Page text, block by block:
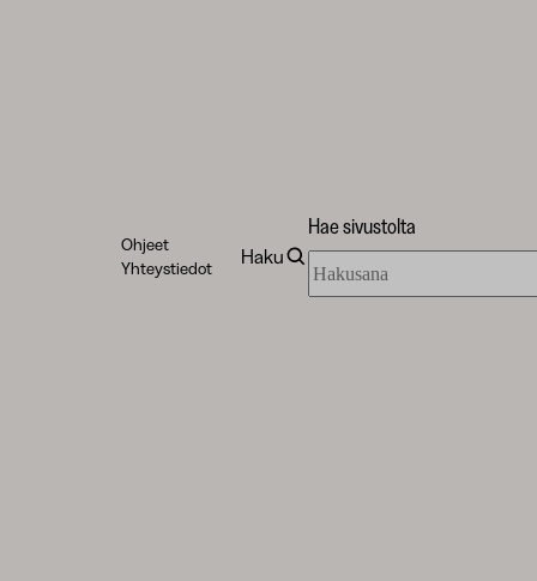
Ohjeet
Yhteystiedot
Haku
Hae sivustolta
sivustolta